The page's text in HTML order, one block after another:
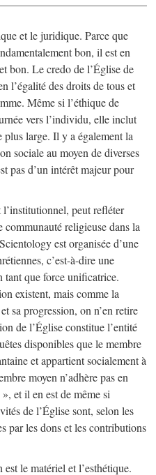
et le juridique. Parce que
bon, il est en
bon. Le credo de l’Église de
l’égalité des droits de tous et
Même si l’éthique de
vers l’individu, elle inclut
plus large. Il y a également la
sociale au moyen de diverses
pas d’un intérêt majeur pour
peut refléter
communauté religieuse dans la
est organisée d’une
c’est-à-dire une
tant que force unificatrice.
existent, mais comme la
sa progression, on n’en retire
de l’Église constitue l’entité
disponibles que le membre
et appartient socialement à
moyen n’adhère pas en
et il en est de même si
de l’Église sont, selon les
par les dons et les contributions
le matériel et l’esthétique.